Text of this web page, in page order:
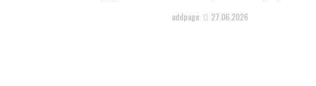
addpage 27.06.2026